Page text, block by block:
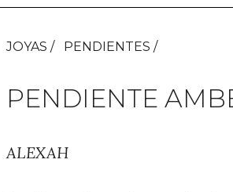
JOYAS PENDIENTES
PENDIENTE
ALEXAH